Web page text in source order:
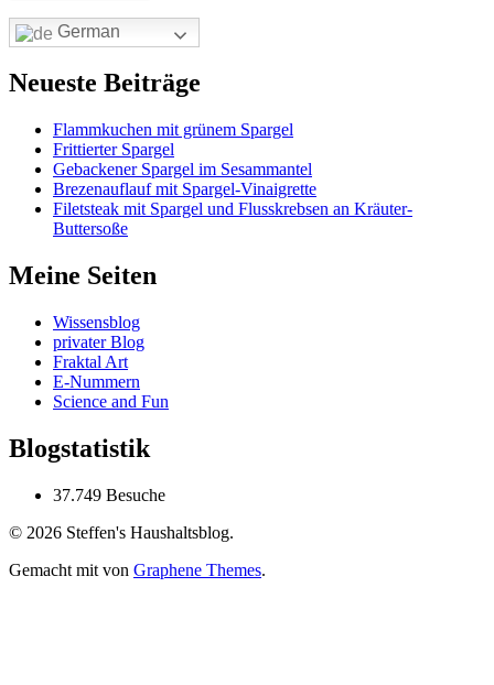
German
Neueste Beiträge
Flammkuchen mit grünem Spargel
Frittierter Spargel
Gebackener Spargel im Sesammantel
Brezenauflauf mit Spargel-Vinaigrette
Filetsteak mit Spargel und Flusskrebsen an Kräuter-
Buttersoße
Meine Seiten
Wissensblog
privater Blog
Fraktal Art
E-Nummern
Science and Fun
Blogstatistik
37.749 Besuche
© 2026 Steffen's Haushaltsblog.
Gemacht mit von Graphene Themes.